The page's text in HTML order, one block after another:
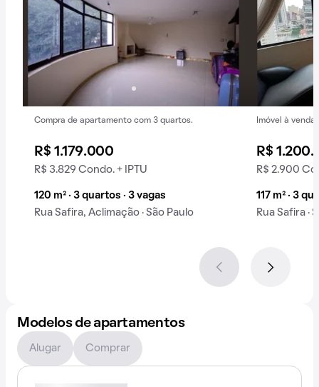
Compra de apartamento com 3 quartos.
R$ 1.179.000
R$ 3.829 Condo. + IPTU
120 m² · 3 quartos · 3 vagas
Rua Safira, Aclimação · São Paulo
Imóvel à venda.
R$
R$ 2.900
117 m² · 3
Rua Safira ·
Modelos de apartamentos
Alugar Comprar